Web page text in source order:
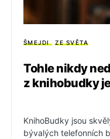
ŠMEJDI ZE SVĚTA
Tohle nikdy
z knihobudky
KnihoBudky jsou
bývalých telefonních